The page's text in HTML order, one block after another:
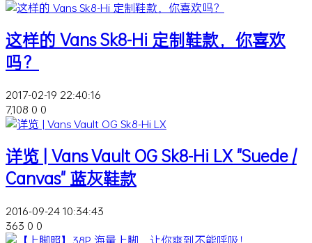
这样的 Vans Sk8-Hi 定制鞋款，你喜欢
吗？
2017-02-19 22:40:16
7,108 0 0
详览 | Vans Vault OG Sk8-Hi LX "Suede /
Canvas" 蓝灰鞋款
2016-09-24 10:34:43
363 0 0